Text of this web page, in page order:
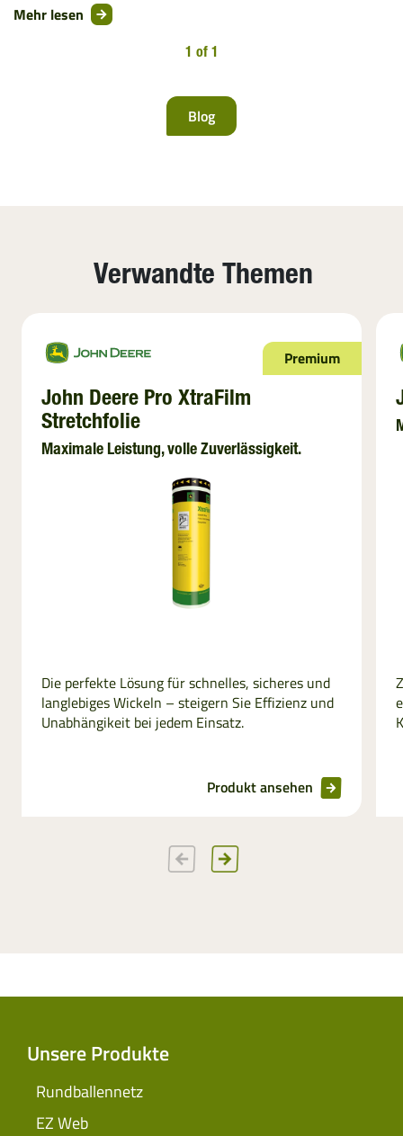
Mehr lesen
1 of 1
Blog
Verwandte Themen
Premium
John Deere Pro XtraFilm
Stretchfolie
Maximale Leistung, volle Zuverlässigkeit.
Die perfekte Lösung für schnelles, sicheres und
langlebiges Wickeln – steigern Sie Effizienz und
Unabhängikeit bei jedem Einsatz.
Produkt ansehen
Unsere Produkte
Rundballennetz
EZ Web